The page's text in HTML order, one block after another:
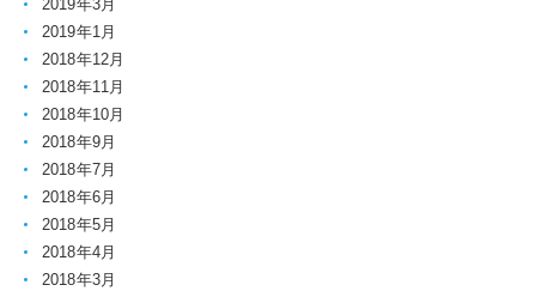
2019年3月
2019年1月
2018年12月
2018年11月
2018年10月
2018年9月
2018年7月
2018年6月
2018年5月
2018年4月
2018年3月